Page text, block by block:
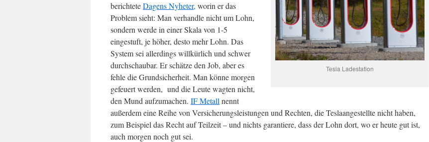
Tesla Ladestation
berichteteDagens Nyheter, worin er das
Problem sieht: Man verhandle nicht um Lohn,
sondern werde in einer Skala von 1-5
eingestuft, je höher, desto mehr Lohn. Das
System sei allerdings willkürlich und schwer
durchschaubar. Er schätze den Job, aber es
fehle die Grundsicherheit. Man könne morgen
gefeuert werden, und die Leute wagten nicht,
den Mund aufzumachen. IF Metall nennt
außerdem eine Reihe von Versicherungsleistungen und Rechten, die Teslaangestellte nicht haben,
zum Beispiel das Recht auf Teilzeit – und nichts garantiere, dass der Lohn dort, wo er heute gut ist,
auch morgen noch gut sei.